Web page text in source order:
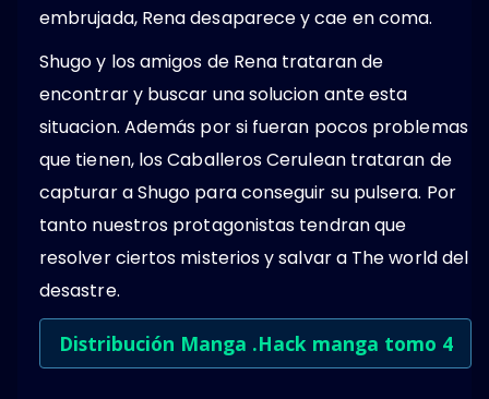
embrujada, Rena desaparece y cae en coma.
Shugo y los amigos de Rena trataran de
encontrar y buscar una solucion ante esta
situacion. Además por si fueran pocos problemas
que tienen, los Caballeros Cerulean trataran de
capturar a Shugo para conseguir su pulsera. Por
tanto nuestros protagonistas tendran que
resolver ciertos misterios y salvar a The world del
desastre.
Distribución Manga .Hack manga tomo 4